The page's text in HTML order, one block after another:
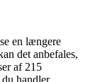
en længere
det anbefales,
af 215
handler.